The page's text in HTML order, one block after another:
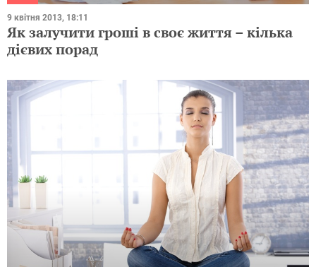
9 квітня 2013, 18:11
Як залучити гроші в своє життя – кілька
дієвих порад